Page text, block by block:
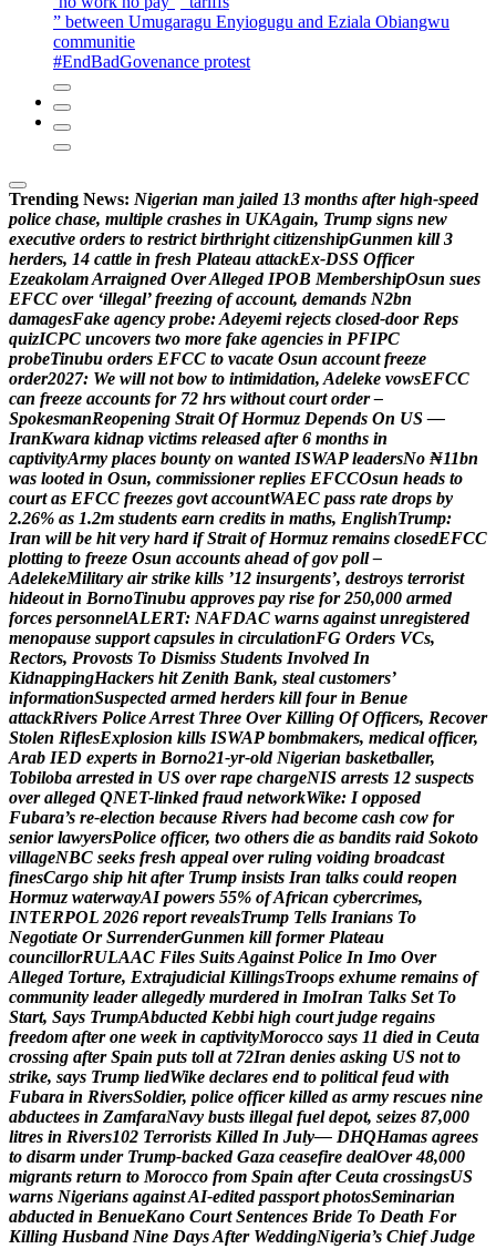
” between Umugaragu Enyiogugu and Eziala Obiangwu
communitie
#EndBadGovenance protest
Trending News: Nigerian man jailed 13 months after high-speed
police chase, multiple crashes in UKAgain, Trump signs new
executive orders to restrict birthright citizenshipGunmen kill 3
herders, 14 cattle in fresh Plateau attackEx-DSS Officer
EzeakolamArraigned OverAlleged IPOB MembershipOsun sues
EFCC over ‘illegal’ freezing of account, demands N2bn
damagesFake agency probe:Adeyemi rejects closed-door Reps
quizICPC uncovers two more fake agencies in PFIPC
probeTinubu orders EFCC to vacate Osun account freeze
order2027: We will not bow to intimidation, Adeleke vowsEFCC
can freeze accounts for 72 hrs without court order –
SpokesmanReopening Strait Of Hormuz Depends On US —
IranKwara kidnap victims released after 6 months in
captivityArmy places bounty on wanted ISWAP leadersNo ₦11bn
was looted in Osun, commissioner replies EFCCOsun heads to
court as EFCC freezes govt accountWAEC pass rate drops by
2.26% as 1.2m students earn credits in maths, EnglishTrump:
Iran will be hit very hard if Strait of Hormuz remains closedEFCC
plotting to freeze Osun accounts ahead of gov poll –
AdelekeMilitary air strike kills ’12 insurgents’, destroys terrorist
hideout in BornoTinubu approves pay rise for 250,000 armed
forces personnelALERT: NAFDAC warns against unregistered
menopause support capsules in circulationFG Orders VCs,
Rectors, Provosts To Dismiss Students Involved In
KidnappingHackers hit Zenith Bank, steal customers’
informationSuspected armed herders kill four in Benue
attackRivers PoliceArrest Three Over Killing Of Officers, Recover
Stolen RiflesExplosion kills ISWAP bombmakers, medical officer,
Arab IED experts in Borno21-yr-old Nigerian basketballer,
Tobiloba arrested in US over rape chargeNIS arrests 12 suspects
over alleged QNET-linked fraud networkWike: I opposed
Fubara’s re-election because Rivers had become cash cow for
senior lawyersPolice officer, two others die as bandits raid Sokoto
villageNBC seeks fresh appeal over ruling voiding broadcast
finesCargo ship hit after Trump insists Iran talks could reopen
Hormuz waterwayAI powers 55% ofAfrican cybercrimes,
INTERPOL 2026 report revealsTrump Tells Iranians To
Negotiate Or SurrenderGunmen kill former Plateau
councillorRULAAC Files SuitsAgainst Police In Imo Over
Alleged Torture, Extrajudicial KillingsTroops exhume remains of
community leader allegedly murdered in ImoIran Talks Set To
Start, Says TrumpAbducted Kebbi high court judge regains
freedom after one week in captivityMorocco says 11 died in Ceuta
crossing after Spain puts toll at 72Iran denies asking US not to
strike, says Trump liedWike declares end to political feud with
Fubara in RiversSoldier, police officer killed as army rescues nine
abductees in ZamfaraNavy busts illegal fuel depot, seizes 87,000
litres in Rivers102 Terrorists Killed In July— DHQHamas agrees
to disarm under Trump-backed Gaza ceasefire dealOver 48,000
migrants return to Morocco from Spain after Ceuta crossingsUS
warns Nigerians againstAI-edited passport photosSeminarian
abducted in BenueKano Court Sentences Bride To Death For
Killing Husband Nine DaysAfter WeddingNigeria’s Chief Judge